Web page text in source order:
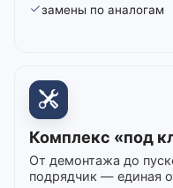
замены по аналогам
Комплекс «под
От демонтажа до
подрядчик — единая